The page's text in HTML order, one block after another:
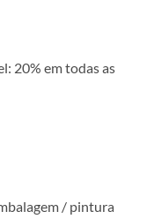
20% em todas as
/ pintura